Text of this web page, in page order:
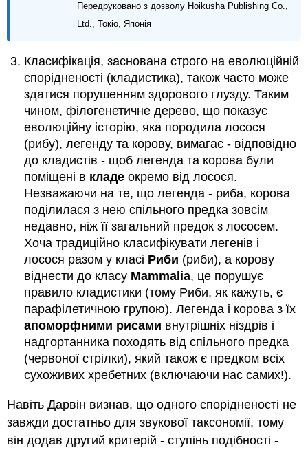
Передруковано з дозволу Hoikusha Publishing Co.,
Ltd., Токіо, Японія
Класифікація, заснована строго на еволюційній
спорідненості (кладистика), також часто може
здатися порушенням здорового глузду. Таким
чином, філогенетичне дерево, що показує
еволюційну історію, яка породила лосося
(рибу), легенду та корову, вимагає - відповідно
до кладистів - щоб легенда та корова були
поміщені в кладе окремо від лосося.
Незважаючи на те, що легенда - риба, корова
поділилася з нею спільного предка зовсім
недавно, ніж її загальний предок з лососем.
Хоча традиційно класифікувати легенів і
лосося разом у класі Риби (риби), а корову
віднести до класу Mammalia, це порушує
правило кладистики (тому Риби, як кажуть, є
парафілетичною групою). Легенда і корова з їх
апоморфними рисами внутрішніх ніздрів і
надгортанника походять від спільного предка
(червоної стрілки), який також є предком всіх
сухоживих хребетних (включаючи нас самих!).
Навіть Дарвін визнав, що одного спорідненості не
завжди достатньо для звукової таксономії, тому
він додав другий критерій - ступінь подібності -